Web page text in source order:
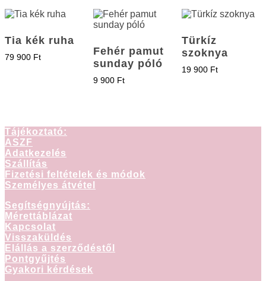
Tia kék ruha
79 900 Ft
Fehér pamut
sunday póló
9 900 Ft
Türkíz
szoknya
19 900 Ft
Tájékoztató:
ASZF
Adatkezelés
Szállítás
Fizetési feltételek és módok
Személyes átvétel
Segítségnyújtás:
Mérettáblázat
Kapcsolat
Visszaküldés
Elállás a szerződéstől
Pontgyűjtés
Gyakori kérdések